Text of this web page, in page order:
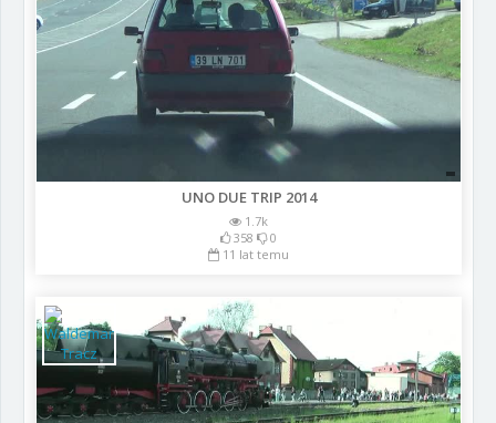
UNO DUE TRIP 2014
1.7k
358
0
11 lat temu